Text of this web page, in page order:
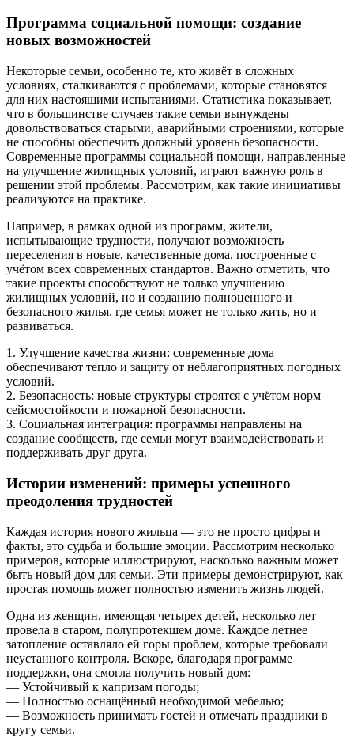
Программа социальной помощи: создание
новых возможностей
Некоторые семьи, особенно те, кто живёт в сложных
условиях, сталкиваются с проблемами, которые становятся
для них настоящими испытаниями. Статистика показывает,
что в большинстве случаев такие семьи вынуждены
довольствоваться старыми, аварийными строениями, которые
не способны обеспечить должный уровень безопасности.
Современные программы социальной помощи, направленные
на улучшение жилищных условий, играют важную роль в
решении этой проблемы. Рассмотрим, как такие инициативы
реализуются на практике.
Например, в рамках одной из программ, жители,
испытывающие трудности, получают возможность
переселения в новые, качественные дома, построенные с
учётом всех современных стандартов. Важно отметить, что
такие проекты способствуют не только улучшению
жилищных условий, но и созданию полноценного и
безопасного жилья, где семья может не только жить, но и
развиваться.
1. Улучшение качества жизни: современные дома
обеспечивают тепло и защиту от неблагоприятных погодных
условий.
2. Безопасность: новые структуры строятся с учётом норм
сейсмостойкости и пожарной безопасности.
3. Социальная интеграция: программы направлены на
создание сообществ, где семьи могут взаимодействовать и
поддерживать друг друга.
Истории изменений: примеры успешного
преодоления трудностей
Каждая история нового жильца — это не просто цифры и
факты, это судьба и большие эмоции. Рассмотрим несколько
примеров, которые иллюстрируют, насколько важным может
быть новый дом для семьи. Эти примеры демонстрируют, как
простая помощь может полностью изменить жизнь людей.
Одна из женщин, имеющая четырех детей, несколько лет
провела в старом, полупротекшем доме. Каждое летнее
затопление оставляло ей горы проблем, которые требовали
неустанного контроля. Вскоре, благодаря программе
поддержки, она смогла получить новый дом:
— Устойчивый к капризам погоды;
— Полностью оснащённый необходимой мебелью;
— Возможность принимать гостей и отмечать праздники в
кругу семьи.